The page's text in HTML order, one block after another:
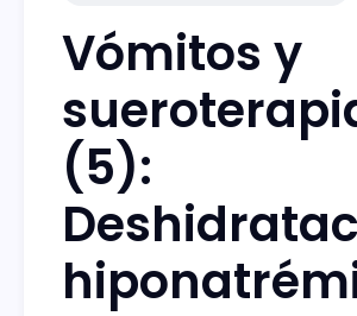
Vómitos y
(5):